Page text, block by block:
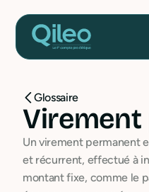
Glossaire
Un virement permanent
et récurrent, effectué à
montant fixe, comme le